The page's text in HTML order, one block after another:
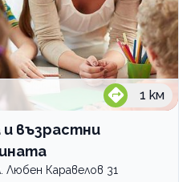
1 км
и възрастни
Каравелов 31